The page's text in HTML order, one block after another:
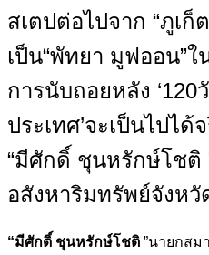
สเตปต่อไปจาก “ภูเ
เป็น“พัทยา มูฟออน”
การนับถอยหลัง ‘120
ประเทศ’จะเป็นไปไ
“มีศักดิ์ ชุนหรักษ์โชติ
อสังหาริมทรัพย์จังหวั
“มีศักดิ์ ชุนหรักษ์โชติ ”นายกสม